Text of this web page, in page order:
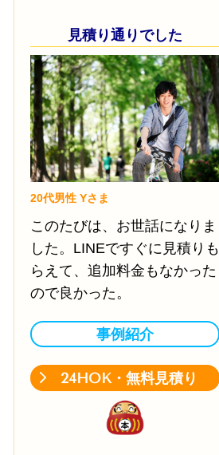
見積り通りでした
20代男性 Yさま
このたびは、お世話になりま
した。LINEですぐに見積りも
らえて、追加料金もなかった
ので良かった。
事例紹介
24HOK・無料見積り